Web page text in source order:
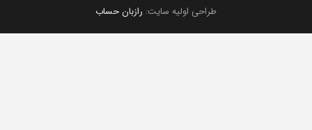
طراحی اولیه سایت:رازبان حساب